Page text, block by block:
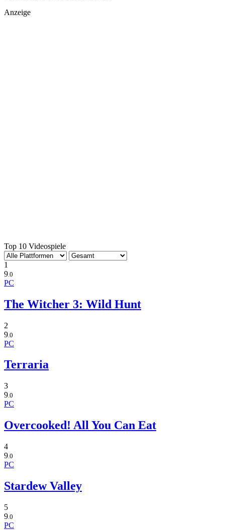
Anzeige
Top 10 Videospiele
1
9 .0
PC
The Witcher 3: Wild Hunt
2
9 .0
PC
Terraria
3
9.0
PC
Overcooked! All You Can Eat
4
9.0
PC
Stardew Valley
5
9.0
PC